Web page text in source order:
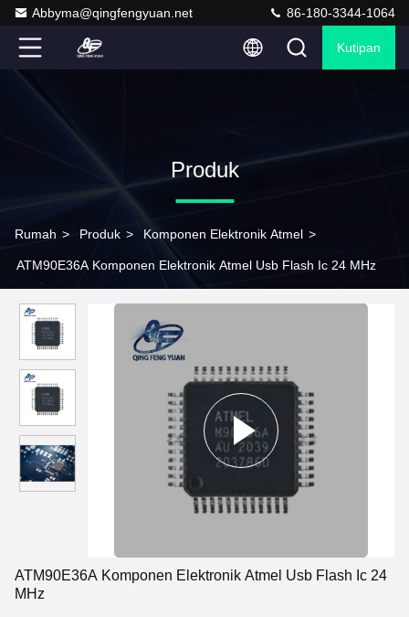
Abbyma@qingfengyuan.net 86-180-3344-1064
Kutipan
Produk
Rumah > Produk > Komponen Elektronik Atmel >
ATM90E36A Komponen Elektronik Atmel Usb Flash Ic 24 MHz
ATM90E36A Komponen Elektronik Atmel Usb Flash Ic 24
MHz